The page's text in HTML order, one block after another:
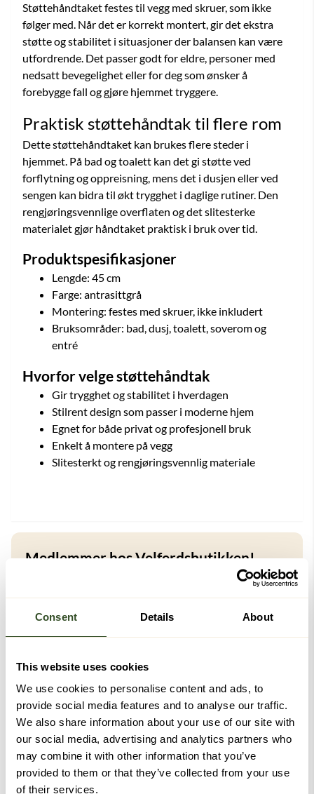
Consent Details About
This website uses cookies
We use cookies to personalise content and ads, to
provide social media features and to analyse our traffic.
We also share information about your use of our site with
our social media, advertising and analytics partners who
may combine it with other information that you’ve
provided to them or that they’ve collected from your use
of their services.
Støttehåndtaket festes til vegg med skruer, som ikke
følger med. Når det er korrekt montert, gir det ekstra
støtte og stabilitet i situasjoner der balansen kan være
utfordrende. Det passer godt for eldre, personer med
nedsatt bevegelighet eller for deg som ønsker å
forebygge fall og gjøre hjemmet tryggere.
Praktisk støttehåndtak til flere rom
Dette støttehåndtaket kan brukes flere steder i
hjemmet. På bad og toalett kan det gi støtte ved
forflytning og oppreisning, mens det i dusjen eller ved
sengen kan bidra til økt trygghet i daglige rutiner. Den
rengjøringsvennlige overflaten og det slitesterke
materialet gjør håndtaket praktisk i bruk over tid.
Produktspesifikasjoner
Lengde: 45 cm
Farge: antrasittgrå
Montering: festes med skruer, ikke inkludert
Bruksområder: bad, dusj, toalett, soverom og
entré
Hvorfor velge støttehåndtak
Gir trygghet og stabilitet i hverdagen
Stilrent design som passer i moderne hjem
Egnet for både privat og profesjonell bruk
Enkelt å montere på vegg
Slitesterkt og rengjøringsvennlig materiale
Medlemmer hos Velferdsbutikken!
ved innmelding, samle
4000 poeng = 200 kr rabatt
*Gratis frakt ved kjøp over kr 2499,- gjelder ikke
hjemlevering.
Logg inn for å bruke dine medlemsfordeler
Logg inn for å bli medlem